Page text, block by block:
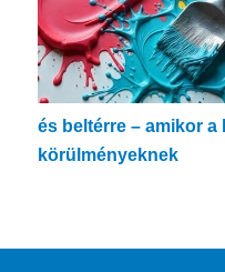
és beltérre – amikor a
körülményeknek